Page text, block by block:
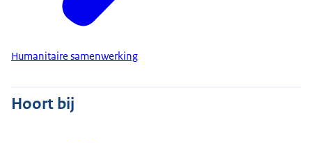
Humanitaire samenwerking
Hoort bij